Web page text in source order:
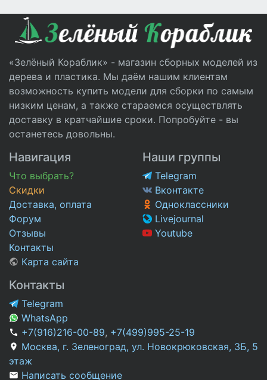
«Зелёный Кораблик» - магазин сборных моделей из
дерева и пластика. Мы даём нашим клиентам
возможность купить модели для сборки по самым
низким ценам, а также стараемся осуществлять
доставку в кратчайшие сроки. Попробуйте - вы
останетесь довольны.
Навигация
Что выбрать?
Скидки
Доставка, оплата
Форум
Отзывы
Контакты
Карта сайта
Наши группы
Telegram
Вконтакте
Одноклассники
Livejournal
Youtube
Контакты
Telegram
WhatsApp
+7(916)216-00-89, +7(499)995-25-19
Москва, г. Зеленоград, ул. Новокрюковская, 3Б, 5
этаж
Написать сообщение